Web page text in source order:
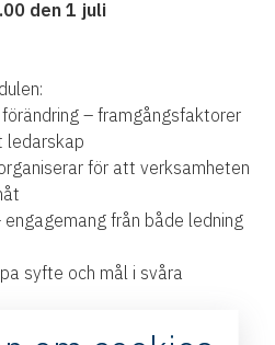
den 1 juli
– framgångsfaktorer
ledarskap
för att verksamheten
från både ledning
syfte och mål i svåra
den 1 juli